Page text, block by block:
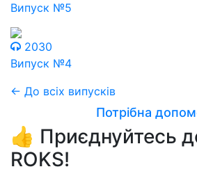
Випуск №5
2030
Випуск №4
← До всіх випусків
Потрібна
👍 Приєднуйтесь
ROKS!